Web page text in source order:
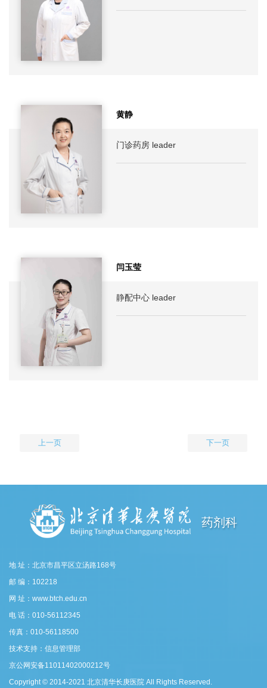
黄静
门诊药房 leader
闫玉莹
静配中心 leader
上一页 下一页
药剂科
地 址：北京市昌平区立汤路168号
邮 编：102218
网 址：www.btch.edu.cn
电 话：010-56112345
传真：010-56118500
技术支持：信息管理部
京公网安备11011402000212号
Copyright © 2014-2021 北京清华长庚医院 All Rights Reserved.